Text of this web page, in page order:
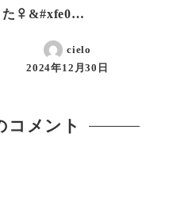
た‍♀&#xfe0…
cielo
投稿日
2024年12月30日
コメント